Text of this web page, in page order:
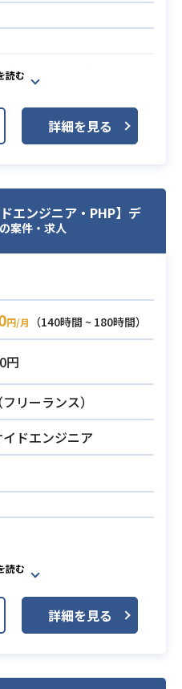
プロジェクト立ち上げに
ートリーダー業務に従事
。
新規プロジェクトは 2
のキービジュアルやメ
ターを 1 体仕上げてい
ージは二次元のかわい
でのデザイナー経験 5
のみで OK、3D スキル
高い方
詳細を見る
エンジニア・PHP】デ
の案件・求人
円/月
（140時間 ~ 180時間）
円
リーランス）
ドエンジニア
け、デリバリースタッフ
けのアプリ開発
各種機能に合わせたAPI
詳細を見る